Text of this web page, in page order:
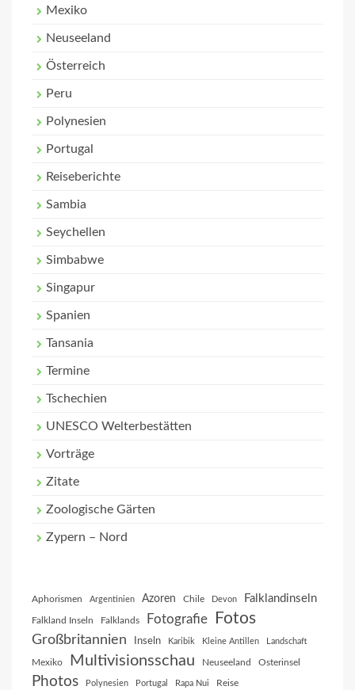
Mexiko
Neuseeland
Österreich
Peru
Polynesien
Portugal
Reiseberichte
Sambia
Seychellen
Simbabwe
Singapur
Spanien
Tansania
Termine
Tschechien
UNESCO Welterbestätten
Vorträge
Zitate
Zoologische Gärten
Zypern – Nord
Aphorismen Argentinien Azoren Chile Devon Falklandinseln
Falkland Inseln Falklands Fotografie Fotos
Großbritannien Inseln Karibik Kleine Antillen Landschaft
Mexiko Multivisionsschau Neuseeland Osterinsel
Photos Polynesien Portugal Rapa Nui Reise